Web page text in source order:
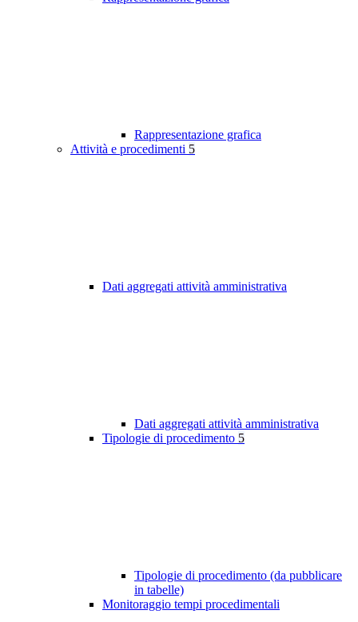
Rappresentazione grafica
Attività e procedimenti 5
Dati aggregati attività amministrativa
Dati aggregati attività amministrativa
Tipologie di procedimento 5
Tipologie di procedimento (da pubblicare
in tabelle)
Monitoraggio tempi procedimentali